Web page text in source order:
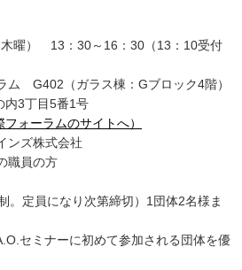
木曜） 13：30～16：30（13：10受付
ム G402（ガラス棟：Gブロック4階）
内3丁目5番1号
ォーラムのサイトへ）
ンズ株式会社
職員の方
。定員になり次第締切）1団体2名様ま
セミナーに初めて参加される団体を優